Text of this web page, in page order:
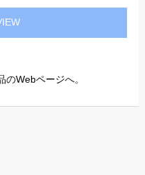
のWebページへ。